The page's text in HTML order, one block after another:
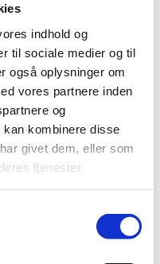
indhold og
til sociale medier og til
også oplysninger om
vores partnere inden
og
kombinere disse
givet dem, eller som
tjenester.
d. 07/10 2025
Rold